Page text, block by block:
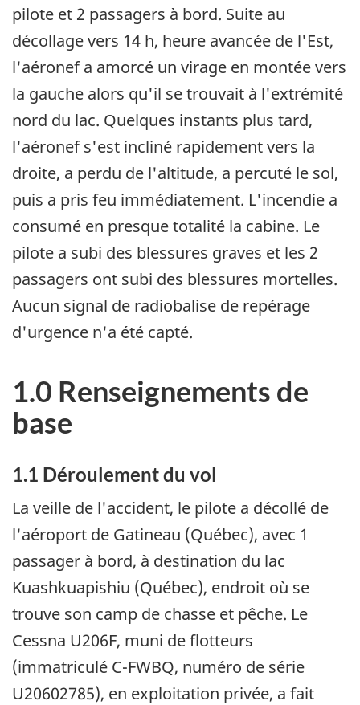
pilote et 2 passagers à bord. Suite au
décollage vers 14 h, heure avancée de l'Est,
l'aéronef a amorcé un virage en montée vers
la gauche alors qu'il se trouvait à l'extrémité
nord du lac. Quelques instants plus tard,
l'aéronef s'est incliné rapidement vers la
droite, a perdu de l'altitude, a percuté le sol,
puis a pris feu immédiatement. L'incendie a
consumé en presque totalité la cabine. Le
pilote a subi des blessures graves et les 2
passagers ont subi des blessures mortelles.
Aucun signal de radiobalise de repérage
d'urgence n'a été capté.
1.0 Renseignements de
base
1.1 Déroulement du vol
La veille de l'accident, le pilote a décollé de
l'aéroport de Gatineau (Québec), avec 1
passager à bord, à destination du lac
Kuashkuapishiu (Québec), endroit où se
trouve son camp de chasse et pêche. Le
Cessna U206F, muni de flotteurs
(immatriculé C-FWBQ, numéro de série
U20602785), en exploitation privée, a fait